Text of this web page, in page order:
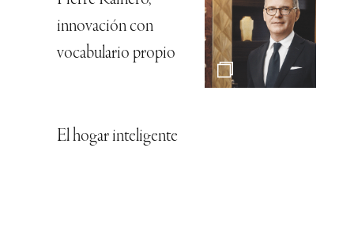
innovación con
vocabulario propio
El hogar inteligente